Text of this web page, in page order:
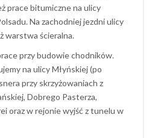
prace bitumiczne na ulicy
Na zachodniej jezdni ulicy
warstwa ścieralna.
przy budowie chodników.
na ulicy Młyńskiej (po
przy skrzyżowaniach z
Dobrego Pasterza,
oraz w rejonie wyjść z tunelu w